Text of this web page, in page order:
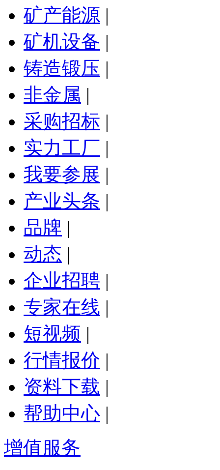
矿产能源 |
矿机设备 |
铸造锻压 |
非金属 |
采购招标 |
实力工厂 |
我要参展 |
产业头条 |
品牌 |
动态 |
企业招聘 |
专家在线 |
短视频 |
行情报价 |
资料下载 |
帮助中心 |
增值服务